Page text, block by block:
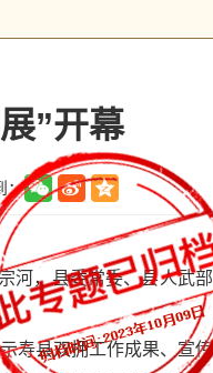
”开幕
：
河，县委常委、县人武部
寿县双拥工作成果、宣传